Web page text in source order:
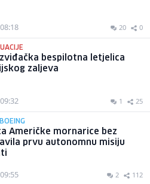
20 0
bespilotna letjelica
zaljeva
1 25
Američke mornarice bez
prvu autonomnu misiju
2 112